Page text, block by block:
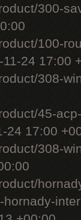
300-
100-
24 17:00
308-
45-
24 17:00
308-